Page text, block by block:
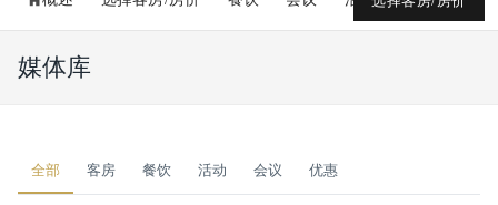
媒体库
全部 客房 餐饮 活动 会议 优惠